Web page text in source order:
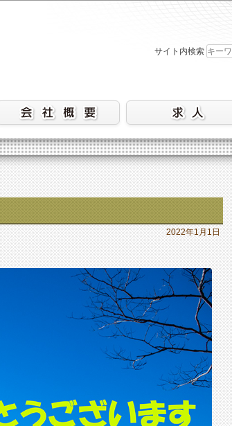
サイト内検索
2022年1月1日